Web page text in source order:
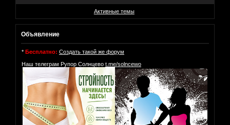
Активные темы
Объявление
* Бесплатно: Создать такой же форум
Наш телеграм Рупор Солнцево t.me/solncewo